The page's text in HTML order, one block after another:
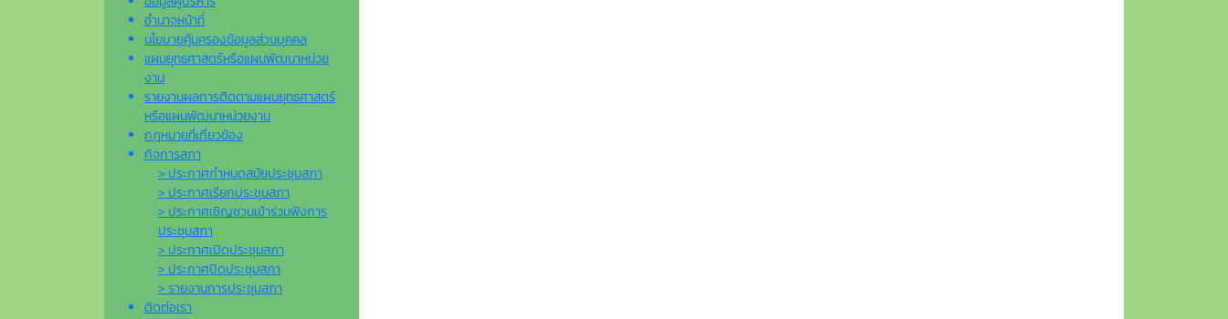
อำนาจหน้าที่
นโยบายคุ้มครองข้อมูลส่วนบุคคล
แผนยุทธศาสตร์หรือแผนพัฒนาหน่วย
งาน
รายงานผลการติดตามแผนยุทธศาสตร์
หรือแผนพัฒนาหน่วยงาน
กฎหมายที่เกี่ยวข้อง
กิจการสภา
> ประกาศกำหนดสมัยประชุมสภา
> ประกาศเรียกประชุมสภา
> ประกาศเชิญชวนเข้าร่วมฟังการ
ประชุมสภา
> ประกาศเปิดประชุมสภา
> ประกาศปิดประชุมสภา
> รายงานการประชุมสภา
ติดต่อเรา